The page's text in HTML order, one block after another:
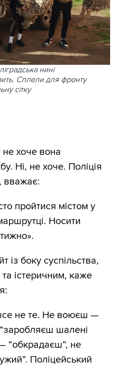
нині
Сплели для фронту
сітку
хоче вона
Ні, не хоче. Поліція
вважає:
пройтися містом у
Носити
із боку суспільства,
істеричним, каже
не те. Не воюєш —
шалені
“обкрадаєш”, не
Поліцейський